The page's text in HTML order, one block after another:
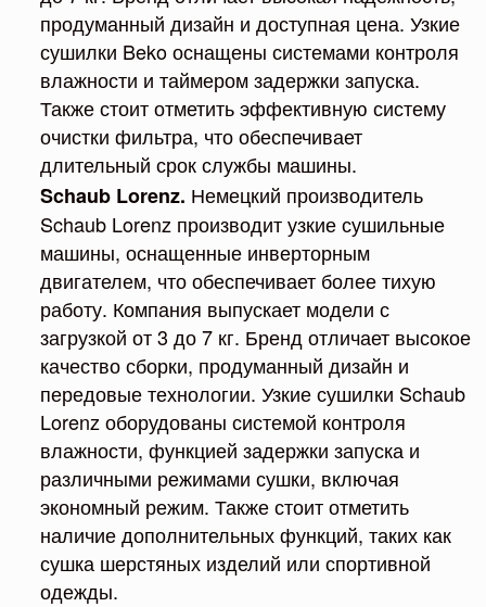
продуманный дизайн и доступная цена. Узкие
сушилки Beko оснащены системами контроля
влажности и таймером задержки запуска.
Также стоит отметить эффективную систему
очистки фильтра, что обеспечивает
длительный срок службы машины.
Schaub Lorenz. Немецкий производитель
Schaub Lorenz производит узкие сушильные
машины, оснащенные инверторным
двигателем, что обеспечивает более тихую
работу. Компания выпускает модели с
загрузкой от 3 до 7 кг. Бренд отличает высокое
качество сборки, продуманный дизайн и
передовые технологии. Узкие сушилки Schaub
Lorenz оборудованы системой контроля
влажности, функцией задержки запуска и
различными режимами сушки, включая
экономный режим. Также стоит отметить
наличие дополнительных функций, таких как
сушка шерстяных изделий или спортивной
одежды.